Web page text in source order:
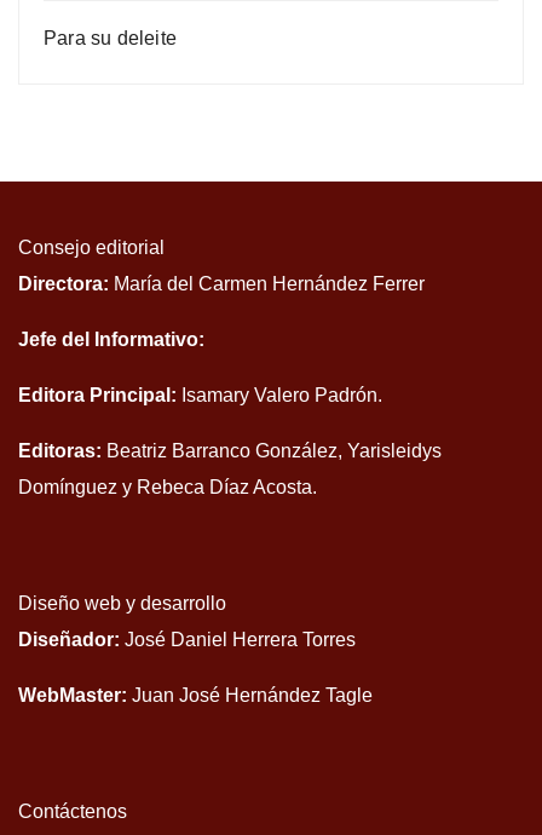
Para su deleite
Consejo editorial
Directora: María del Carmen Hernández Ferrer
Jefe del Informativo:
Editora Principal: Isamary Valero Padrón.
Editoras: Beatriz Barranco González, Yarisleidys
Domínguez y Rebeca Díaz Acosta.
Diseño web y desarrollo
Diseñador: José Daniel Herrera Torres
WebMaster: Juan José Hernández Tagle
Contáctenos